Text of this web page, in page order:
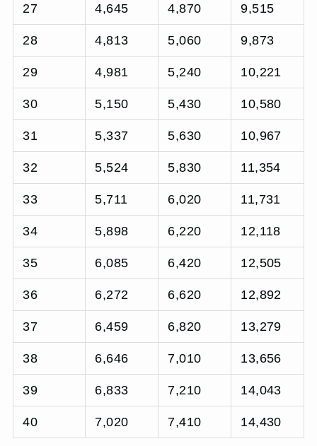
27 4,645 4,870 9,515
28 4,813 5,060 9,873
29 4,981 5,240 10,221
30 5,150 5,430 10,580
31 5,337 5,630 10,967
32 5,524 5,830 11,354
33 5,711 6,020 11,731
34 5,898 6,220 12,118
35 6,085 6,420 12,505
36 6,272 6,620 12,892
37 6,459 6,820 13,279
38 6,646 7,010 13,656
39 6,833 7,210 14,043
40 7,020 7,410 14,430